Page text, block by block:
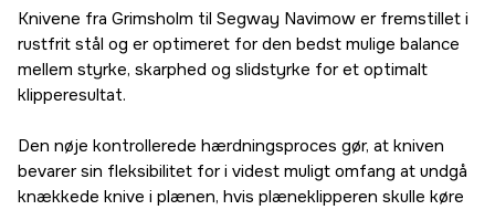
Knivene fra Grimsholm til Segway Navimow er fremstillet i
rustfrit stål og er optimeret for den bedst mulige balance
mellem styrke, skarphed og slidstyrke for et optimalt
klipperesultat.
Den nøje kontrollerede hærdningsproces gør, at kniven
bevarer sin fleksibilitet for i videst muligt omfang at undgå
knækkede knive i plænen, hvis plæneklipperen skulle køre